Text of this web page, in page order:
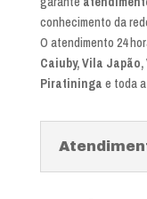
conhecimento da
O atendimento 24
Caiuby, Vila
Piratininga e toda